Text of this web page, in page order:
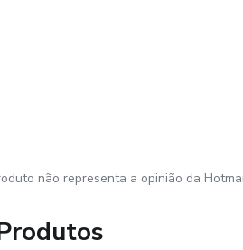
não representa a opinião da